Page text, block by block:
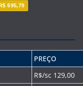
695,79
PREÇO
R$/sc 129,00